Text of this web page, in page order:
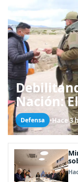
Nación:
las FFAA
Defensa •Hace 3